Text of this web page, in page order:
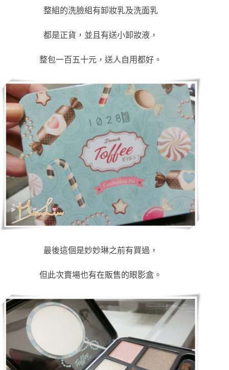
整組的洗臉組有卸妝乳及洗面乳
都是正貨，並且有送小卸妝液，
整包一百五十元，送人自用都好。
最後這個是妙妙琳之前有買過，
但此次賣場也有在販售的眼影盒。